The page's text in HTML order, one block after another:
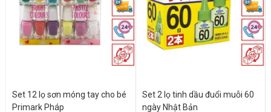
Set 12 lọ sơn móng tay cho bé
Primark Pháp
Set 2 lọ tinh dầu đuổi muỗi 60
ngày Nhật Bản